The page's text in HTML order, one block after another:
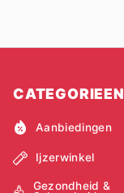
CATEGORIEEN
Aanbiedingen
Ijzerwinkel
Gezondheid &